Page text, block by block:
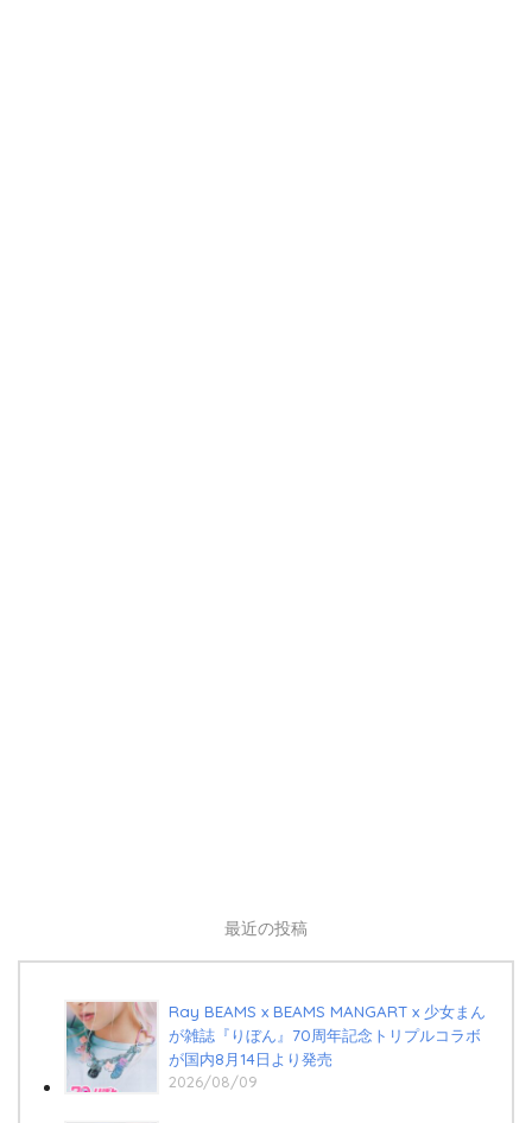
最近の投稿
Ray BEAMS x BEAMS MANGART x 少女まん
が雑誌『りぼん』70周年記念トリプルコラボ
が国内8月14日より発売
2026/08/09